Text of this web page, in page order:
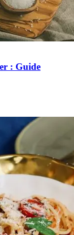
: Guide